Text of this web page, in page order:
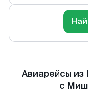
Авиарейсы
с